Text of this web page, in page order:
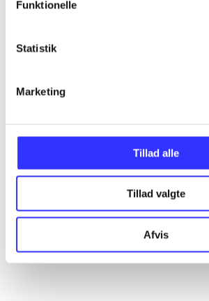
Funktionelle
Statistik
Marketing
Tillad alle
Tillad valgte
Afvis
...
...